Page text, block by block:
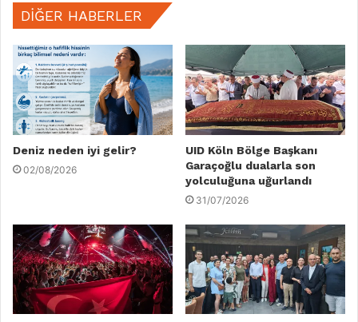
DIĞER HABERLER
Deniz neden iyi gelir?
02/08/2026
UID Köln Bölge Başkanı
Garaçoğlu dualarla son
yolculuğuna uğurlandı
31/07/2026